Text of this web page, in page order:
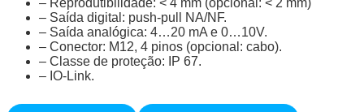
– Reprodutibilidade: < 4 mm (opcional: < 2 mm)
– Saída digital: push-pull NA/NF.
– Saída analógica: 4…20 mA e 0…10V.
– Conector: M12, 4 pinos (opcional: cabo).
– Classe de proteção: IP 67.
– IO-Link.